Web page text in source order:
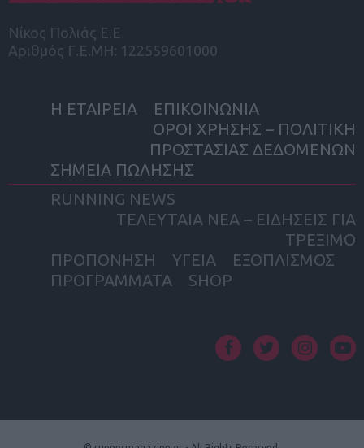
Νίκος Πολιάς Ε.Ε.
Αριθμός Γ.Ε.ΜΗ: 122559601000
Η ΕΤΑΙΡΕΙΑ
ΕΠΙΚΟΙΝΩΝΙΑ
ΟΡΟΙ ΧΡΗΣΗΣ – ΠΟΛΙΤΙΚΗ
ΠΡΟΣΤΑΣΙΑΣ ΔΕΔΟΜΕΝΩΝ
ΣΗΜΕΙΑ ΠΩΛΗΣΗΣ
RUNNING NEWS
ΤΕΛΕΥΤΑΙΑ ΝΕΑ – ΕΙΔΗΣΕΙΣ ΓΙΑ
ΤΡΕΞΙΜΟ
ΠΡΟΠΟΝΗΣΗ
ΥΓΕΙΑ
ΕΞΟΠΛΙΣΜΟΣ
ΠΡΟΓΡΑΜΜΑΤΑ
SHOP